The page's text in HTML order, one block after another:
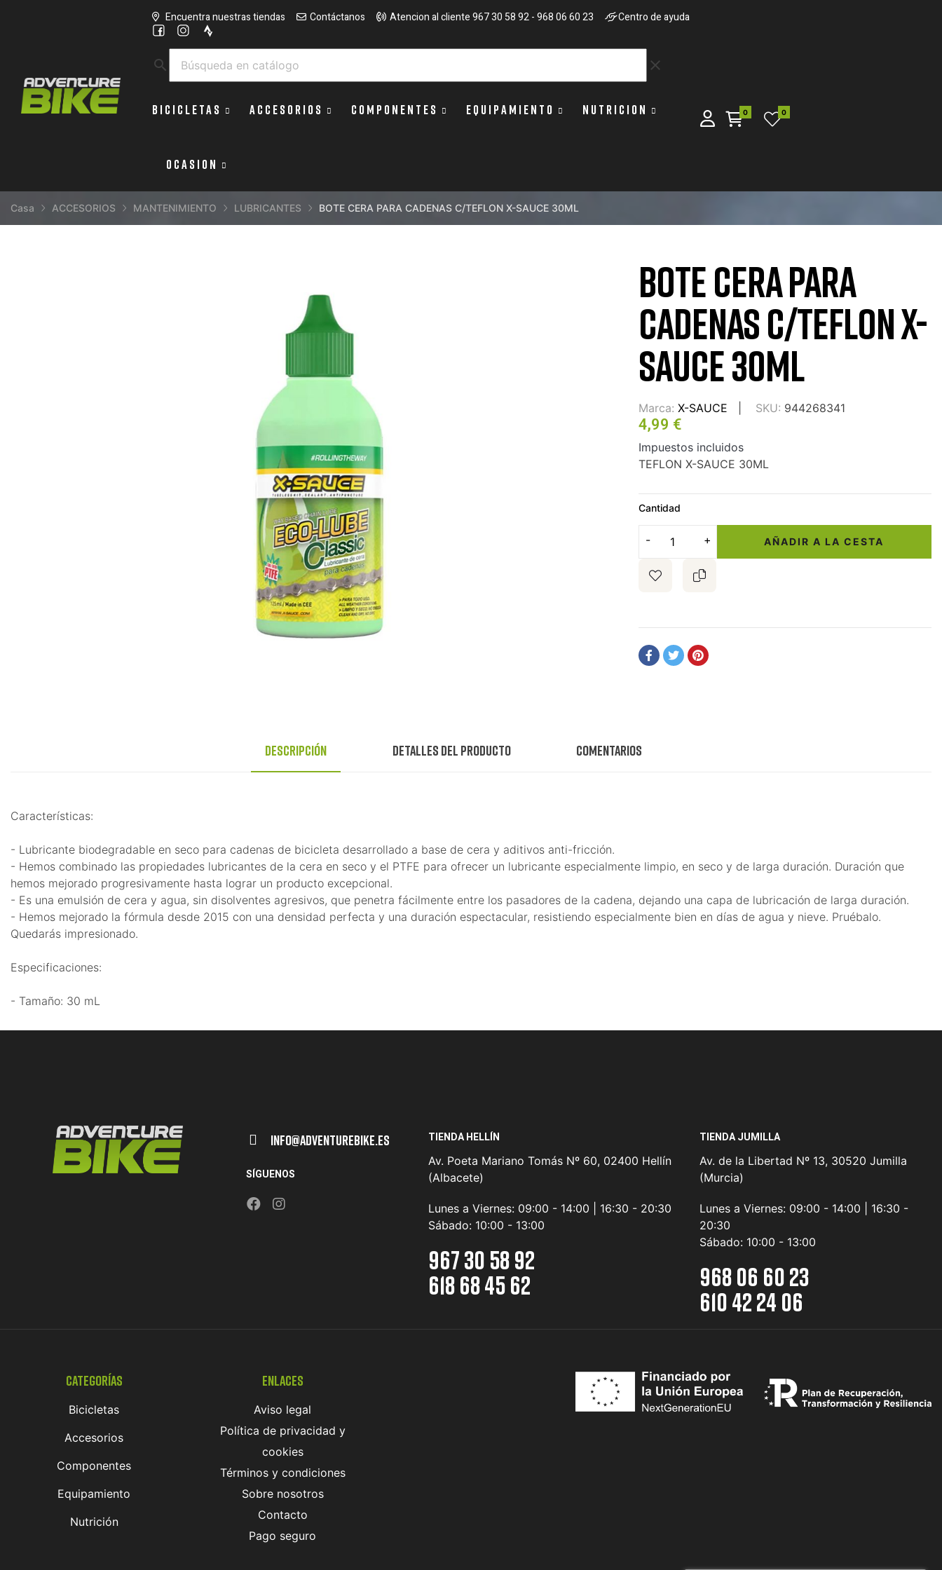
Encuentra nuestras tiendas Contáctanos Atencion al cliente 967 30 58 92 - 968 06 60 23 Centro de ayuda
search clear
BICICLETAS ACCESORIOS COMPONENTES EQUIPAMIENTO NUTRICION
OCASION
0 0
Casa ACCESORIOS MANTENIMIENTO LUBRICANTES BOTE CERA PARA CADENAS C/TEFLON X-SAUCE 30ML
BOTE CERA PARA
CADENAS C/TEFLON X-
SAUCE 30ML
Marca: X-SAUCE SKU: 944268341
4,99 €
Impuestos incluidos
TEFLON X-SAUCE 30ML
Cantidad
AÑADIR A LA CESTA
Descripción Detalles del producto Comentarios
Características:
- Lubricante biodegradable en seco para cadenas de bicicleta desarrollado a base de cera y aditivos anti-fricción.
- Hemos combinado las propiedades lubricantes de la cera en seco y el PTFE para ofrecer un lubricante especialmente limpio, en seco y de larga duración. Duración que
hemos mejorado progresivamente hasta lograr un producto excepcional.
- Es una emulsión de cera y agua, sin disolventes agresivos, que penetra fácilmente entre los pasadores de la cadena, dejando una capa de lubricación de larga duración.
- Hemos mejorado la fórmula desde 2015 con una densidad perfecta y una duración espectacular, resistiendo especialmente bien en días de agua y nieve. Pruébalo.
Quedarás impresionado.
Especificaciones:
- Tamaño: 30 mL
Info@adventurebike.es
SÍGUENOS
TIENDA HELLÍN
Av. Poeta Mariano Tomás Nº 60, 02400 Hellín
(Albacete)
Lunes a Viernes: 09:00 - 14:00 | 16:30 - 20:30
Sábado: 10:00 - 13:00
967 30 58 92
618 68 45 62
TIENDA JUMILLA
Av. de la Libertad Nº 13, 30520 Jumilla
(Murcia)
Lunes a Viernes: 09:00 - 14:00 | 16:30 -
20:30
Sábado: 10:00 - 13:00
968 06 60 23
610 42 24 06
Categorías
Bicicletas
Accesorios
Componentes
Equipamiento
Nutrición
Enlaces
Aviso legal
Política de privacidad y
cookies
Términos y condiciones
Sobre nosotros
Contacto
Pago seguro